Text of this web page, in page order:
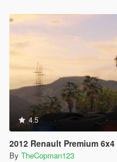
4.5
2012 Renault Premium
By TheCopman123